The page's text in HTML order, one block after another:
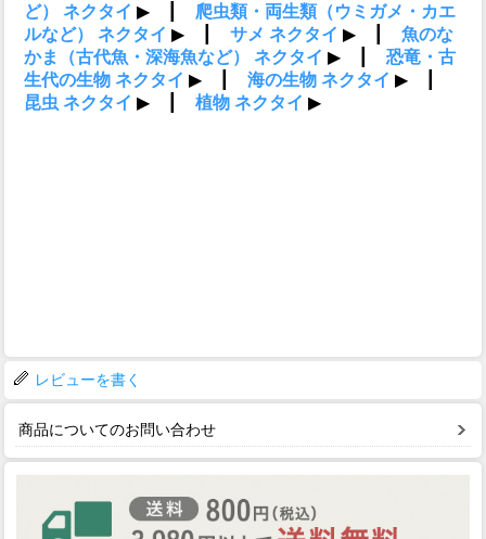
レビューを書く
商品についてのお問い合わせ